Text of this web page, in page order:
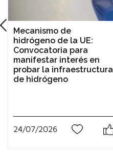
Mecanismo de
hidrógeno de la UE:
Convocatoria para
manifestar interés en
probar la infraestructura
de hidrógeno
24/07/2026